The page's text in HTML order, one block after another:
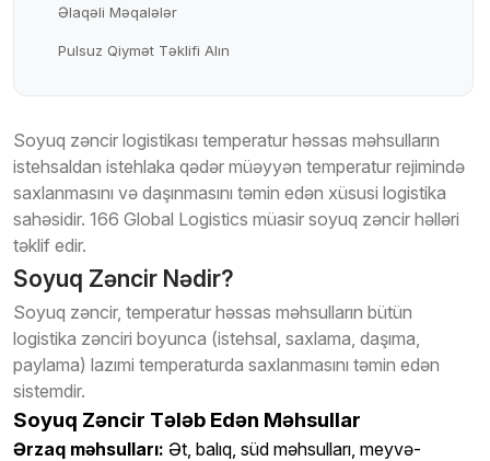
Əlaqəli Məqalələr
Pulsuz Qiymət Təklifi Alın
Soyuq zəncir logistikası temperatur həssas məhsulların
istehsaldan istehlaka qədər müəyyən temperatur rejimində
saxlanmasını və daşınmasını təmin edən xüsusi logistika
sahəsidir. 166 Global Logistics müasir soyuq zəncir həlləri
təklif edir.
Soyuq Zəncir Nədir?
Soyuq zəncir, temperatur həssas məhsulların bütün
logistika zənciri boyunca (istehsal, saxlama, daşıma,
paylama) lazımi temperaturda saxlanmasını təmin edən
sistemdir.
Soyuq Zəncir Tələb Edən Məhsullar
Ərzaq məhsulları: Ət, balıq, süd məhsulları, meyvə-